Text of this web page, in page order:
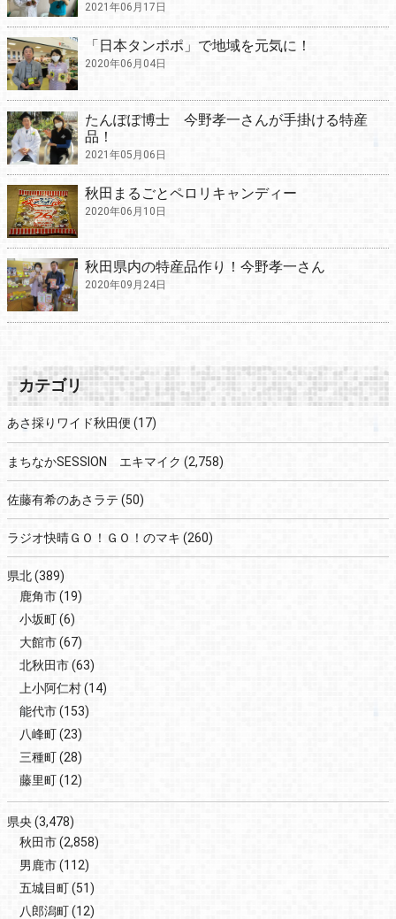
2021年06月17日
「日本タンポポ」で地域を元気に！
2020年06月04日
たんぽぽ博士 今野孝一さんが手掛ける特産
品！
2021年05月06日
秋田まるごとペロリキャンディー
2020年06月10日
秋田県内の特産品作り！今野孝一さん
2020年09月24日
カテゴリ
あさ採りワイド秋田便 (17)
まちなかSESSION エキマイク (2,758)
佐藤有希のあさラテ (50)
ラジオ快晴ＧＯ！ＧＯ！のマキ (260)
県北(389)
鹿角市(19)
小坂町(6)
大館市(67)
北秋田市(63)
上小阿仁村(14)
能代市(153)
八峰町(23)
三種町(28)
藤里町(12)
県央(3,478)
秋田市(2,858)
男鹿市(112)
五城目町(51)
八郎潟町(12)